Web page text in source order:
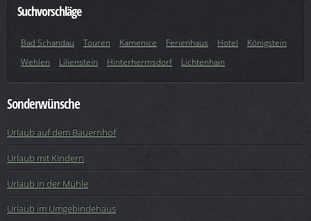
Suchvorschläge
Bad Schandau Touren Kamenice Ferienhaus Hotel
Königstein
Wehlen
Lilienstein Hinterhermsdorf Lichtenhain
Sonderwünsche
Urlaub auf dem Bauernhof
Urlaub mit Kindern
Urlaub in der Mühle
Urlaub im Umgebindehaus